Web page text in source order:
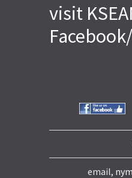
visit
email,